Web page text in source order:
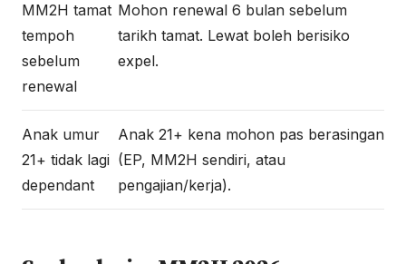
MM2H tamat
tempoh
sebelum
renewal
Mohon renewal 6 bulan sebelum
tarikh tamat. Lewat boleh berisiko
expel.
Anak umur
21+ tidak lagi
dependant
Anak 21+ kena mohon pas berasingan
(EP, MM2H sendiri, atau
pengajian/kerja).